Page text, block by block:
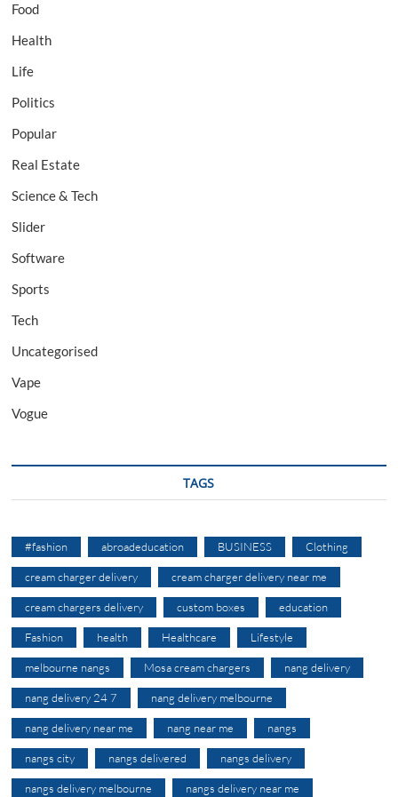
Food
Health
Life
Politics
Popular
Real Estate
Science & Tech
Slider
Software
Sports
Tech
Uncategorised
Vape
Vogue
TAGS
#fashion abroadeducation BUSINESS Clothing
cream charger delivery cream charger delivery near me
cream chargers delivery custom boxes education
Fashion health Healthcare Lifestyle
melbourne nangs Mosa cream chargers nang delivery
nang delivery 24 7 nang delivery melbourne
nang delivery near me nang near me nangs
nangs city nangs delivered nangs delivery
nangs delivery melbourne nangs delivery near me